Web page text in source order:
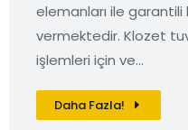
elemanları ile
vermektedir. Klozet
işlemleri için ve…
Daha Fazla!